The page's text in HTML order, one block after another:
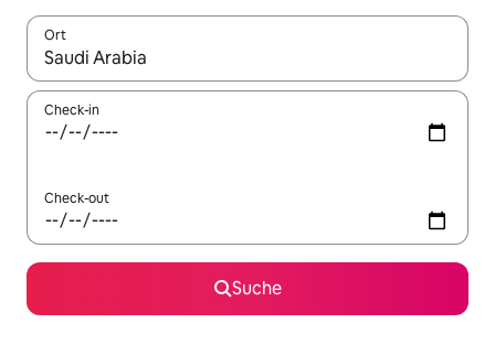
Ort
Wenn Ergebnisse verfügbar sind, navigiere mit den
Check-in
Check-out
Suche